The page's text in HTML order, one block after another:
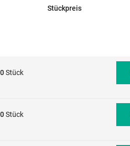
Stückpreis
Stück
Stück